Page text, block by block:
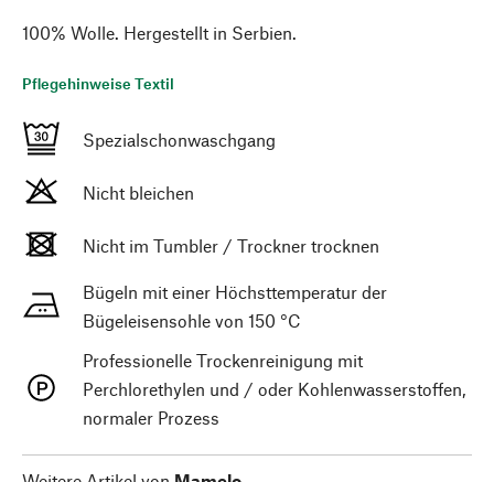
100% Wolle. Hergestellt in Serbien.
Pflegehinweise Textil
Spezialschonwaschgang
Nicht bleichen
Nicht im Tumbler / Trockner trocknen
Bügeln mit einer Höchsttemperatur der
Bügeleisensohle von 150 °C
Professionelle Trockenreinigung mit
Perchlorethylen und / oder Kohlenwasserstoffen,
normaler Prozess